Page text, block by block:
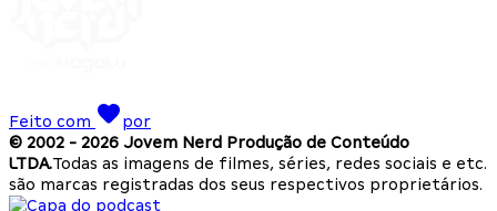
Feito com
por
© 2002 - 2026 Jovem Nerd Produção de Conteúdo
LTDA.Todas as imagens de filmes, séries, redes sociais e etc.
são marcas registradas dos seus respectivos proprietários.